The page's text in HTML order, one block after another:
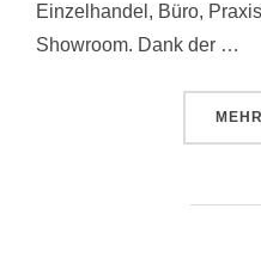
Einzelhandel, Büro,
Showroom. Dank der …
MEHR